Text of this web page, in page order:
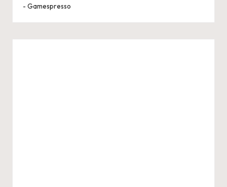
- Gamespresso